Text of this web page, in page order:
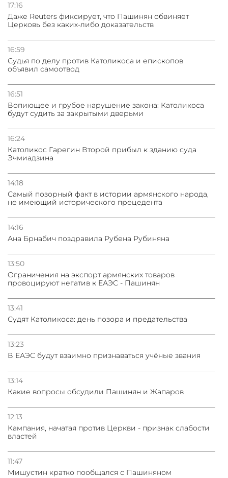
17:16
Даже Reuters фиксирует, что Пашинян обвиняет
Церковь без каких-либо доказательств
16:59
Судья по делу против Католикоса и епископов
объявил самоотвод
16:51
Вопиющее и грубое нарушение закона: Католикоса
будут судить за закрытыми дверьми
16:24
Католикос Гарегин Второй прибыл к зданию суда
Эчмиадзина
14:18
Самый позорный факт в истории армянского народа,
не имеющий исторического прецедента
14:16
Ана Брнабич поздравила Рубена Рубиняна
13:50
Oграничения на экспорт армянских товаров
провоцируют негатив к ЕАЭС - Пашинян
13:41
Судят Католикоса: день позора и предательства
13:23
В ЕАЭС будут взаимно признаваться учёные звания
13:14
Какие вопросы обсудили Пашинян и Жапаров
12:13
Кампания, начатая против Церкви - признак слабости
властей
11:47
Мишустин кратко пообщался с Пашиняном
31.07.2026
погрануправления СНБ Армении в Тбилиси